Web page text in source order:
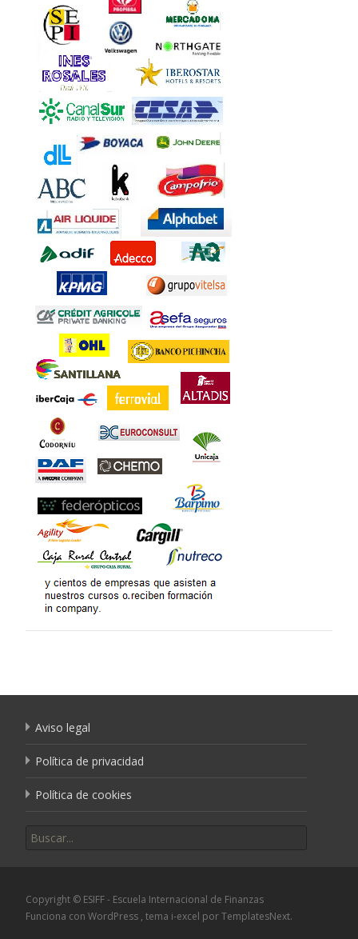
Aviso legal
Política de privacidad
Política de cookies
Copyright © ESIFF - Escuela Internacional de Finanzas
Funciona con WordPress , tema i-excel por TemplatesNext.